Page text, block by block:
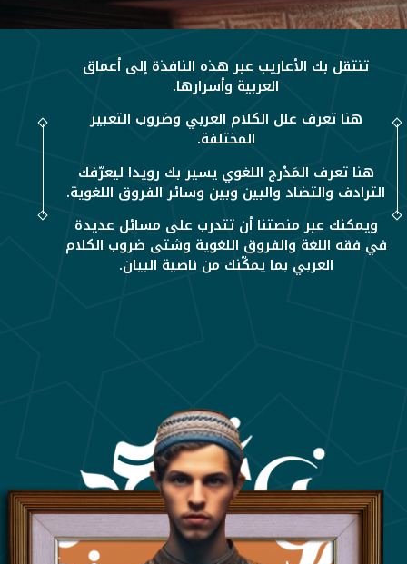
تنتقل بك الأعاريب عبر هذه النافذة إلى أعماق
العربية وأسرارها.
هنا تعرف علل الكلام العربي وضروب التعبير
المختلفة.
هنا تعرف المَدْرج اللغوي يسير بك رويدا ليعرّفك
الترادف والتضاد والبين وبين وسائر الفروق اللغوية.
ويمكنك عبر منصتنا أن تتدرب على مسائل عديدة
في فقه اللغة والفروق اللغوية وشتى ضروب الكلام
العربي بما يمكّنك من ناصية البيان.